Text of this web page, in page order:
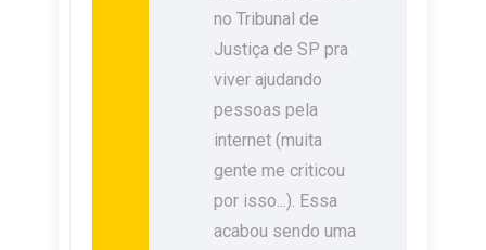
no Tribunal de
Justiça de SP pra
viver ajudando
pessoas pela
internet (muita
gente me criticou
por isso...). Essa
acabou sendo uma